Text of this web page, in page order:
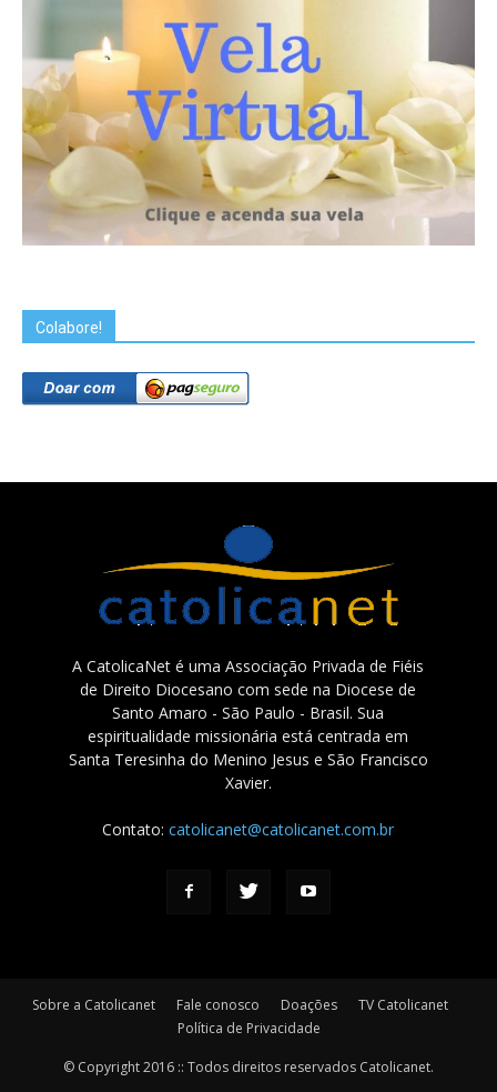
Colabore!
A CatolicaNet é uma Associação Privada de Fiéis
de Direito Diocesano com sede na Diocese de
Santo Amaro - São Paulo - Brasil. Sua
espiritualidade missionária está centrada em
Santa Teresinha do Menino Jesus e São Francisco
Xavier.
Contato:catolicanet@catolicanet.com.br
Sobre a Catolicanet Fale conosco Doações
TV Catolicanet
Política de Privacidade
© Copyright 2016 :: Todos direitos reservados Catolicanet.